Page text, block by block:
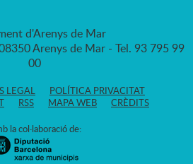
d'Arenys de Mar
Arenys de Mar - Tel. 93 795 99
00
LEGAL
POLÍTICA PRIVACITAT
RSS MAPA WEB CRÈDITS
la col·laboració de: